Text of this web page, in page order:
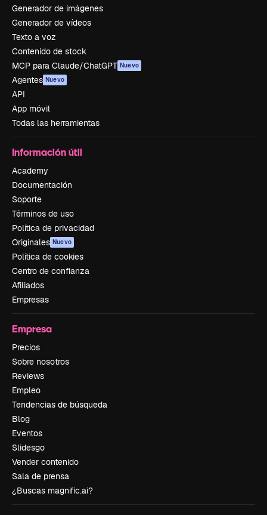
Generador de imágenes
Generador de vídeos
Texto a voz
Contenido de stock
MCP para Claude/ChatGPT Nuevo
Agentes Nuevo
API
App móvil
Todas las herramientas
Información útil
Academy
Documentación
Soporte
Términos de uso
Política de privacidad
Originales Nuevo
Política de cookies
Centro de confianza
Afiliados
Empresas
Empresa
Precios
Sobre nosotros
Reviews
Empleo
Tendencias de búsqueda
Blog
Eventos
Slidesgo
Vender contenido
Sala de prensa
¿Buscas magnific.ai?